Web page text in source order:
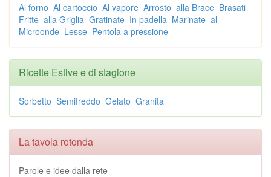
Al forno Al cartoccio Al vapore Arrosto alla Brace Brasati
Fritte alla Griglia Gratinate In padella Marinate al
Microonde Lesse Pentola a pressione
Ricette Estive e di stagione
Sorbetto Semifreddo Gelato Granita
La tavola rotonda
Parole e idee dalla rete